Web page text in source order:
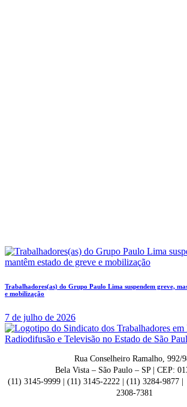
Trabalhadores(as) do Grupo Paulo Lima suspendem greve,
e mobilização
7 de julho de 2026
Rua Conselheiro Ramalho, 992/
Bela Vista – São Paulo – SP | CEP:
(11) 3145-9999 | (11) 3145-2222 | (11) 3284-9877
2308-7381